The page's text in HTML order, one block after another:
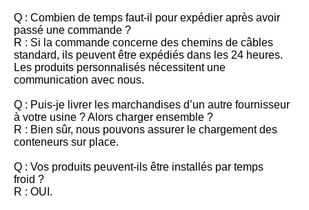
Q : Combien de temps faut-il pour expédier après avoir
passé une commande ?
R : Si la commande concerne des chemins de câbles
standard, ils peuvent être expédiés dans les 24 heures.
Les produits personnalisés nécessitent une
communication avec nous.
Q : Puis-je livrer les marchandises d’un autre fournisseur
à votre usine ? Alors charger ensemble ?
R : Bien sûr, nous pouvons assurer le chargement des
conteneurs sur place.
Q : Vos produits peuvent-ils être installés par temps
froid ?
R : OUI.